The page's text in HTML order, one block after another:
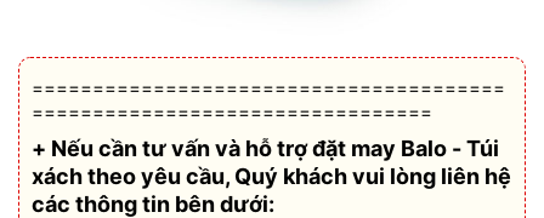
=======================================
=================================
+ Nếu cần tư vấn và hỗ trợđặt may Balo - Túi
xách theo yêu cầu, Quý khách vui lòng liên hệ
các thông tin bên dưới: